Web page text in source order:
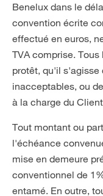
Benelux dans le
convention écrite
effectué en euros,
TVA comprise.
protêt, qu'il
inacceptables, ou
à la charge du
Tout montant ou
l'échéance
mise en demeure
conventionnel de
entamé. En outre,